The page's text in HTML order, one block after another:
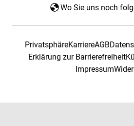
Wo Sie uns noch
PrivatsphäreKarriereAGB
Erklärung zur Barrierefreiheit
Impressum